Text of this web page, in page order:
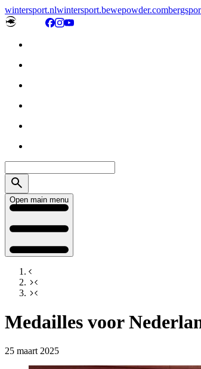
wintersport.nlwintersport.bewepowder.com
Open main menu
Medailles voor
25 maart 2025